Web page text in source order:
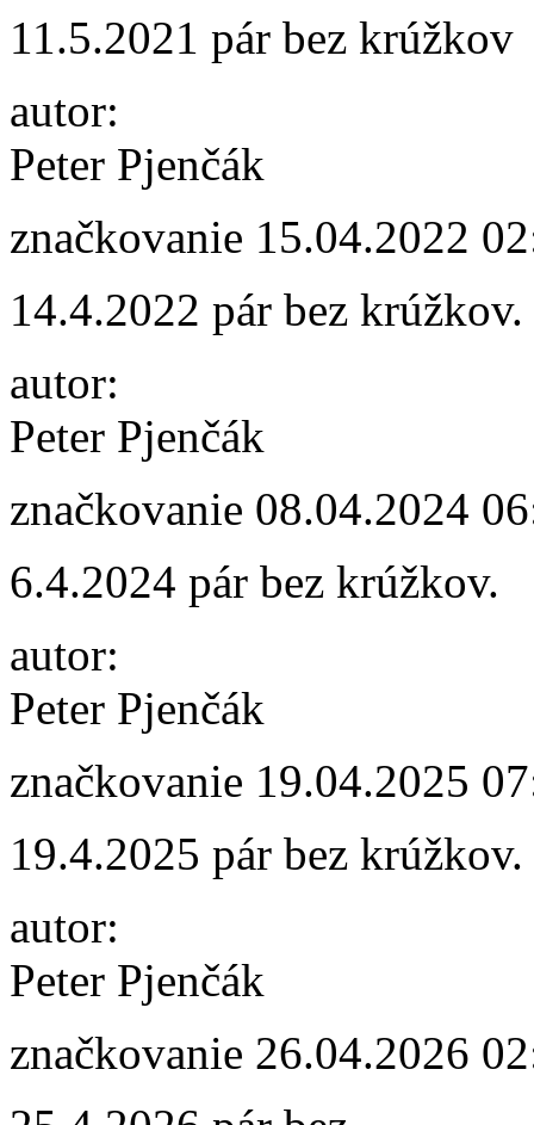
11.5.2021 pár bez krúžkov
autor:
Peter Pjenčák
značkovanie 15.04.2022
14.4.2022 pár bez krúžkov.
autor:
Peter Pjenčák
značkovanie 08.04.2024
6.4.2024 pár bez krúžkov.
autor:
Peter Pjenčák
značkovanie 19.04.2025
19.4.2025 pár bez krúžkov.
autor:
Peter Pjenčák
značkovanie 26.04.2026